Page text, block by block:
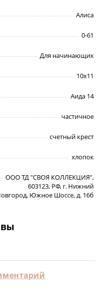
Алиса
0-61
Для начинающих
10x11
Аида 14
частичное
счетный крест
хлопок
ООО ТД "СВОЯ КОЛЛЕКЦИЯ",
603123, РФ, г. Нижний
Южное Шоссе, д. 16б